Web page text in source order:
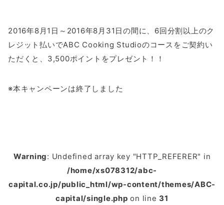
2016年8月1日～2016年8月31日の間に、6回分割以上のク
レジット払いでABC Cooking Studioのコースをご契約い
ただくと、3,500ポイントをプレゼント！！
※本キャンペーンは終了しました
Warning: Undefined array key "HTTP_REFERER" in
/home/xs078312/abc-
capital.co.jp/public_html/wp-content/themes/ABC-
capital/single.php on line 31